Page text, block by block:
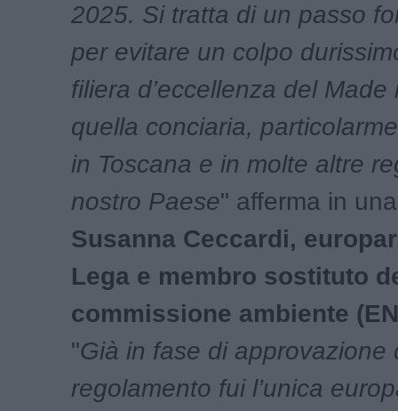
2025. Si tratta di un passo
per evitare un colpo
filiera d’eccellenza del
quella conciaria,
in Toscana e in molte altre
nostro Paese" afferma in
Susanna Ceccardi,
Lega e membro sostituto
commissione ambiente
"Già in fase di approvazione
regolamento fui l’unica